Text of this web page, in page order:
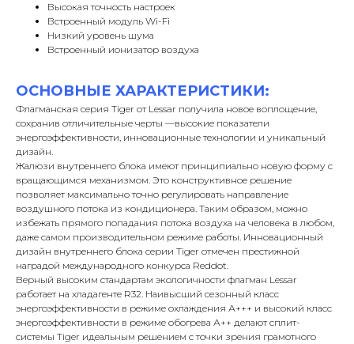
Высокая точность настроек
Встроенный модуль Wi-Fi
Низкий уровень шума
Встроенный ионизатор воздуха
ОСНОВНЫЕ ХАРАКТЕРИСТИКИ:
Флагманская серия Tiger от Lessar получила новое воплощение,
сохранив отличительные черты —высокие показатели
энергоэффективности, инновационные технологии и уникальный
дизайн.
Жалюзи внутреннего блока имеют принципиально новую форму с
вращающимся механизмом. Это конструктивное решение
позволяет максимально точно регулировать направление
воздушного потока из кондиционера. Таким образом, можно
избежать прямого попадания потока воздуха на человека в любом,
даже самом производительном режиме работы. Инновационный
дизайн внутреннего блока серии Tiger отмечен престижной
наградой международного конкурса Reddot.
Верный высоким стандартам экологичности флагман Lessar
работает на хладагенте R32. Наивысший сезонный класс
энергоэффективности в режиме охлаждения А+++ и высокий класс
энергоэффективности в режиме обогрева А++ делают сплит-
системы Tiger идеальным решением с точки зрения грамотного